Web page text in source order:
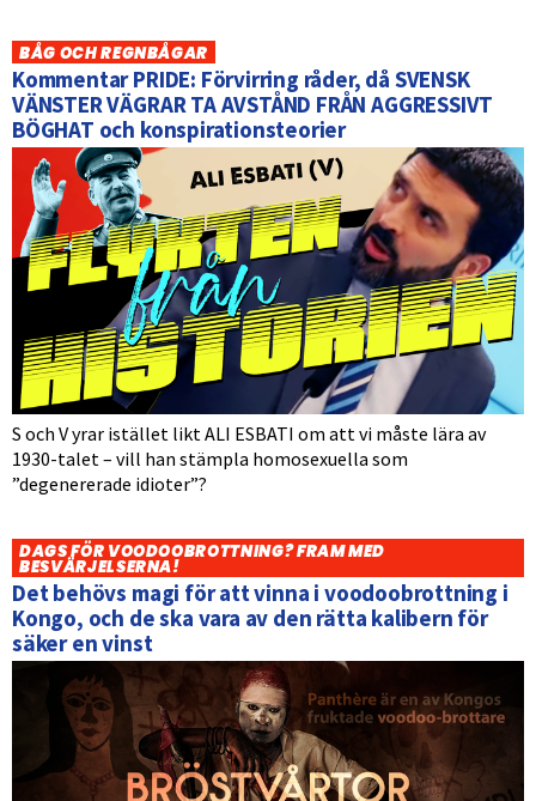
BÅG OCH REGNBÅGAR
Kommentar PRIDE: Förvirring råder, då SVENSK
VÄNSTER VÄGRAR TA AVSTÅND FRÅN AGGRESSIVT
BÖGHAT och konspirationsteorier
S och V yrar istället likt ALI ESBATI om att vi måste lära av
1930-talet – vill han stämpla homosexuella som
”degenererade idioter”?
DAGS FÖR VOODOOBROTTNING? FRAM MED
BESVÄRJELSERNA!
Det behövs magi för att vinna i voodoobrottning i
Kongo, och de ska vara av den rätta kalibern för
säker en vinst